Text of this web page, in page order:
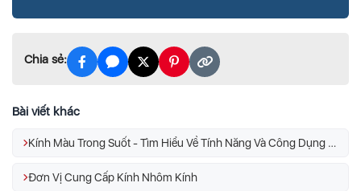
Chia sẻ:
Bài viết khác
Kính Màu Trong Suốt - Tìm Hiểu Về Tính Năng Và Công Dụng Của Kính
Đơn Vị Cung Cấp Kính Nhôm Kính